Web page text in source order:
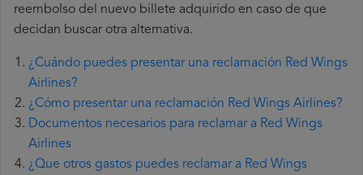
reembolso del nuevo billete adquirido en caso de que
decidan buscar otra alternativa.
¿Cuándo puedes presentar una reclamación Red Wings
Airlines?
¿Cómo presentar una reclamación Red Wings Airlines?
Documentos necesarios para reclamar a Red Wings
Airlines
¿Que otros gastos puedes reclamar a Red Wings